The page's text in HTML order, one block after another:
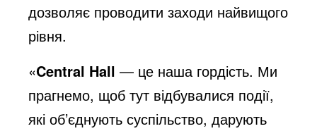
дозволяє проводити заходи найвищого
рівня.
«Central Hall — це наша гордість. Ми
прагнемо, щоб тут відбувалися події,
які об’єднують суспільство, дарують